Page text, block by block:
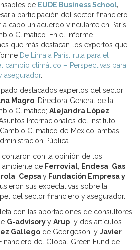
de EUDE Business School,
participación del sector financiero
cabo un acuerdo vinculante en París,
Climático. En el informe
que más destacan los expertos que
De Lima a París: ruta para el
cambio climático – Perspectivas para
asegurador.
destacados expertos del sector
Magro , Directora General de la
Climático; Alejandra López
Internacionales del Instituto
Climático de México; ambas
Pública.
contaron con la opinión de los
de Ferrovial Endesa Gas
Cepsay Fundación Empresa y
sus expectativas sobre la
del sector financiero y asegurador.
con las aportaciones de consultores
G-advisoryy Arup , y dos artículos
Gallego de Georgeson; y Javier
del Global Green Fund de